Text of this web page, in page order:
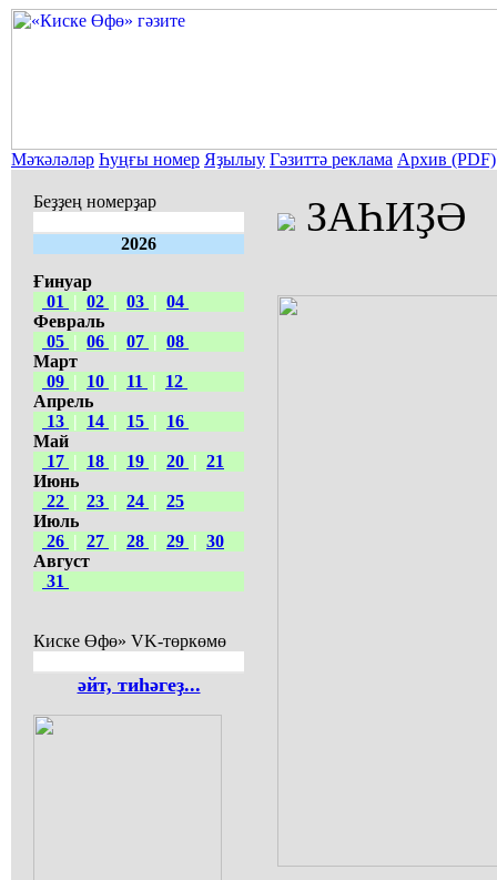
Мәҡәләләр Һуңғы номер Яҙылыу Гәзиттә реклама Архив (PDF)
Беҙҙең номерҙар
2026
Ғинуар
01
| 02 | 03 | 04
Февраль
05 | 06 | 07 | 08
Март
09 | 10 | 11 |
12
Апрель
13 | 14 | 15 |
16
Май
17 | 18 | 19 | 20 | 21
Июнь
22 | 23 | 24 | 25
Июль
26 | 27 | 28 | 29 | 30
Август
31
Киске Өфө» VK-төркөмө
әйт, тиһәгеҙ...
ЗАҺИҘӘ